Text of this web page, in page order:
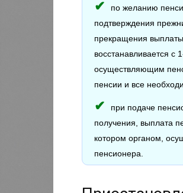
по желанию
подтверждения
прекращения
восстанавливается
осуществляющим
пенсии и все
при подаче
получения, выплата
котором органом,
пенсионера.